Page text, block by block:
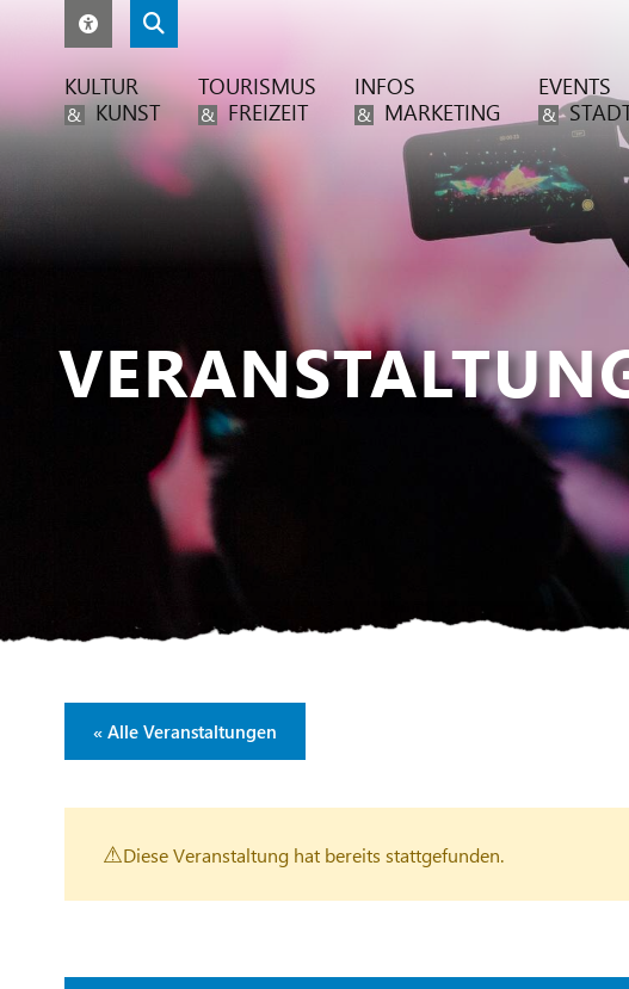
KULTUR
& KUNST
TOURISMUS
& FREIZEIT
INFOS
& MARKETING
EVENTS
&
« Alle Veranstaltungen
Diese Veranstaltung hat bereits stattgefunden.